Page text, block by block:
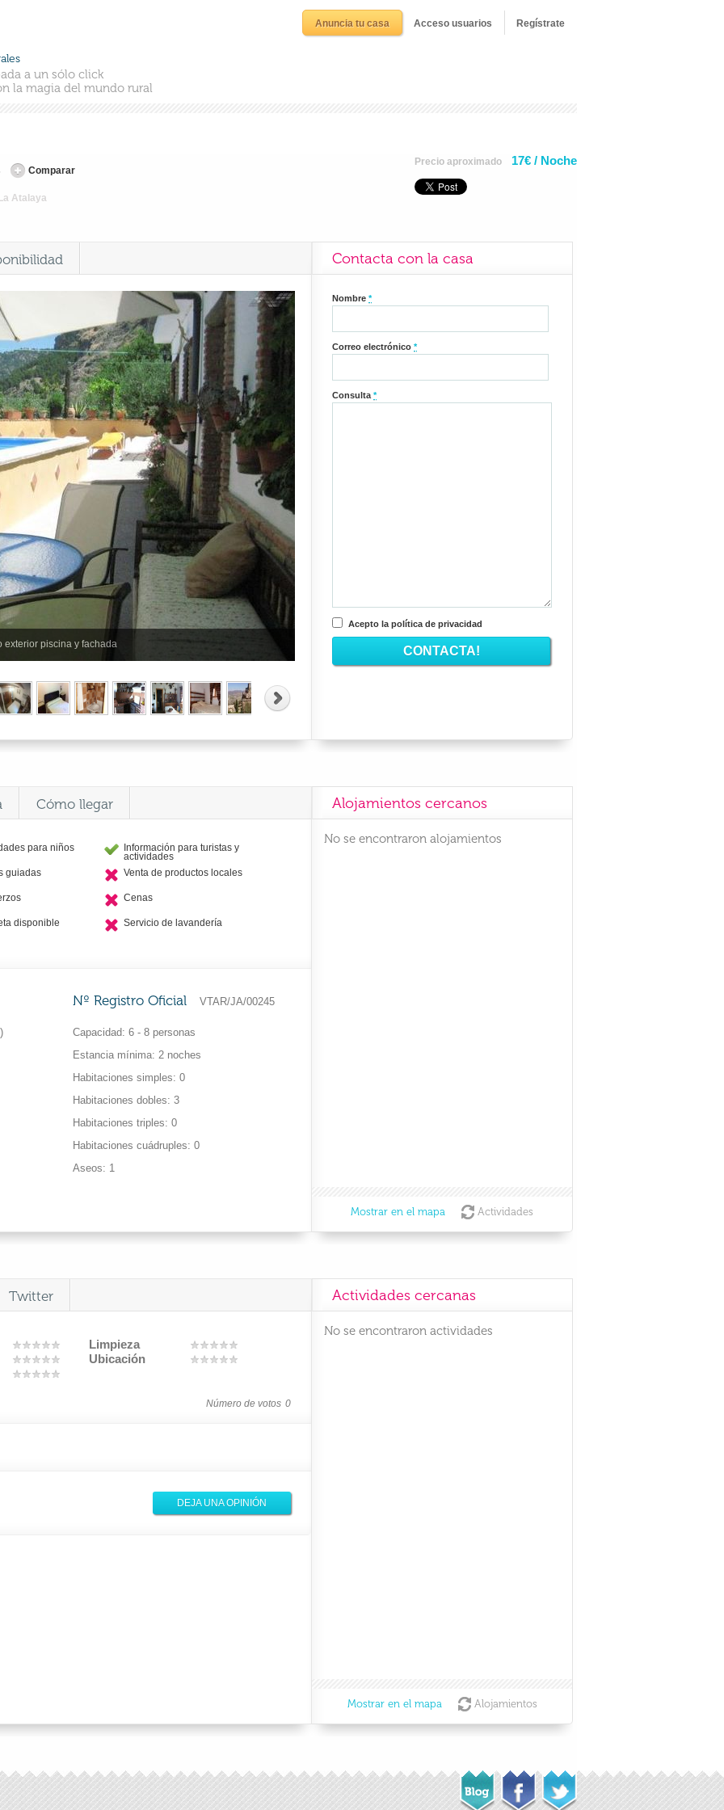
a un sólo click
la magia del mundo rural
Anuncia tu casa Acceso usuarios Regístrate
Comparar
Atalaya
Precio aproximado 17€ / Noche
exterior piscina y fachada
Contacta con la casa
Nombre*
Correo electrónico*
Consulta*
Acepto la política de privacidad
Cómo llegar
para niños Información para turistas y
actividades
guiadas
Venta de productos locales
Cenas
disponible Servicio de lavandería
Nº Registro Oficial VTAR/JA/00245
) Capacidad
6 - 8 personas
Estancia mínima 2 noches
Habitaciones simples
0
Habitaciones dobles
3
Habitaciones triples
0
Habitaciones cuádruples
0
Aseos
1
Alojamientos cercanos
No se encontraron alojamientos
Mostrar en el mapa Actividades
Twitter
Limpieza
Ubicación
Número de votos 0
DEJA UNA OPINIÓN
Actividades cercanas
No se encontraron actividades
Mostrar en el mapa Alojamientos